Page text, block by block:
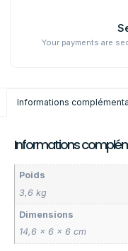
Your payments are
Informations
Informations
Poids
3,6 kg
Dimensions
14,6 × 6 × 6 cm